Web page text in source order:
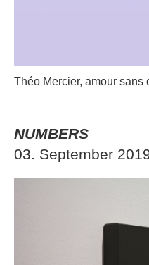
Théo Mercier, amour sans
NUMBERS
03. September